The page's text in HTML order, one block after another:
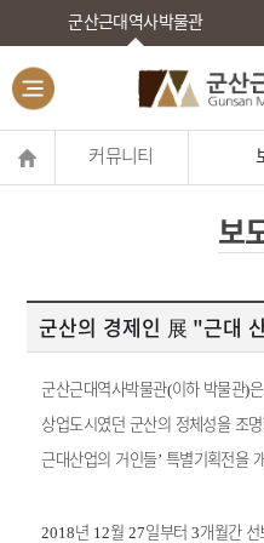
군산근대역사박물관
커뮤니티
보
군산의 경제인 展 "근대
군산근대역사박물관(이하 박물관)
상업도시였던 군산의 정체성을 조
근대산업의 거인들’ 특별기획전을
2018년 12월27일부터3개월간